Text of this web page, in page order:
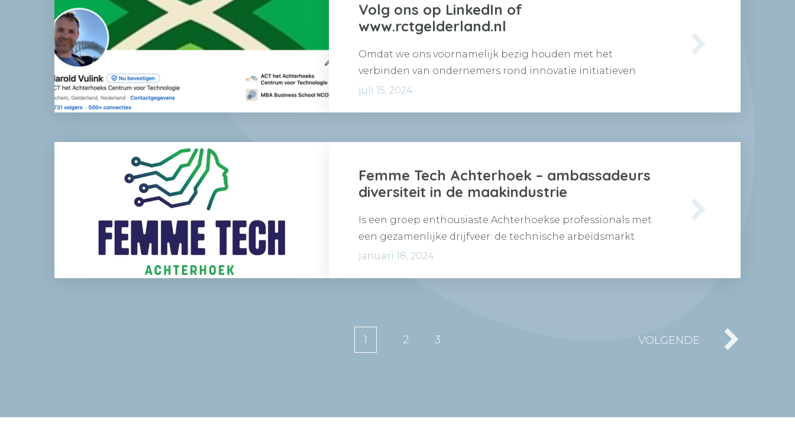
Volg ons op LinkedIn of
www.rctgelderland.nl
Omdat we ons voornamelijk bezig houden met het
verbinden van ondernemers rond innovatie initiatieven
zijn we van de snelle…
juli 15, 2024
Femme Tech Achterhoek – ambassadeurs
diversiteit in de maakindustrie
Is een groep enthousiaste Achterhoekse professionals met
een gezamenlijke drijfveer: de technische arbeidsmarkt
toegankelijk maken voor een brede doelgroep! Wat
januari 18, 2024
1 2 3 VOLGENDE